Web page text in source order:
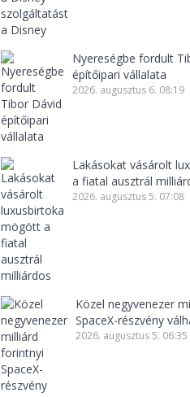
Nyereségbe fordult
építőipari vállalata
2026. augusztus 6. 08:19
Lakásokat vásárolt
a fiatal ausztrál
2026. augusztus 5. 07:08
Közel negyvenezer
SpaceX-részvény
2026. augusztus 5. 06:35